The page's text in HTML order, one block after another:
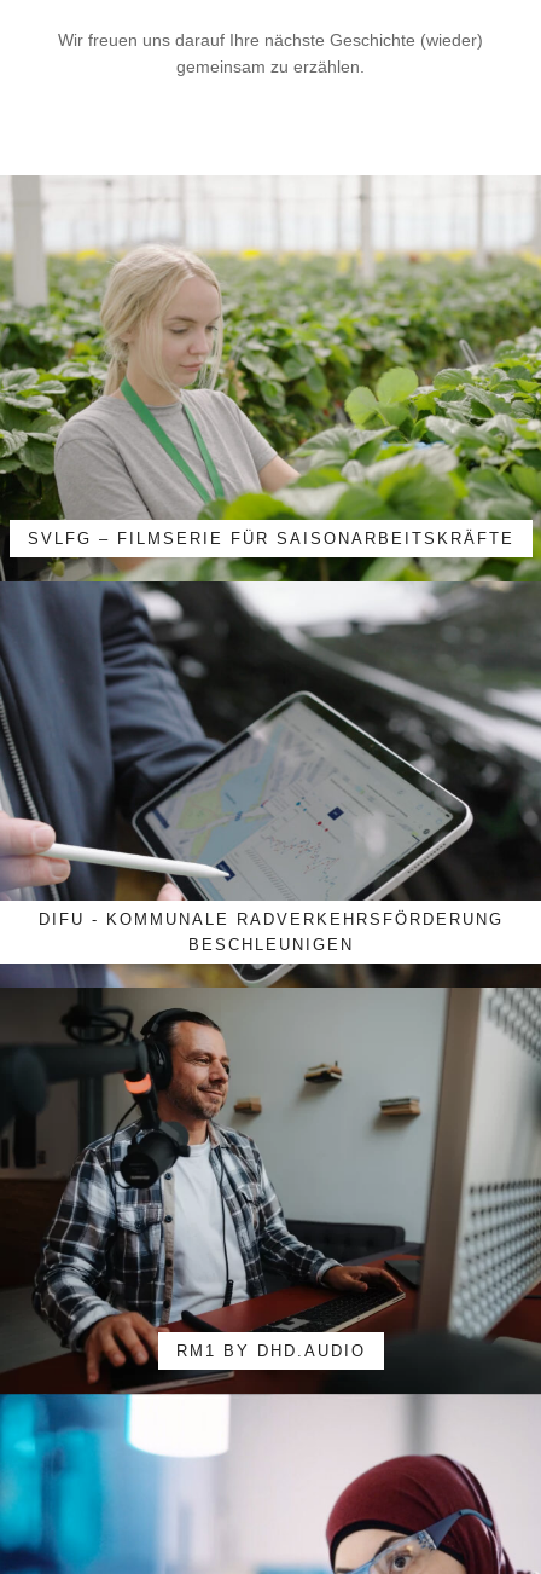
Wir freuen uns darauf Ihre nächste Geschichte (wieder)
gemeinsam zu erzählen.
SVLFG – FILMSERIE FÜR SAISONARBEITSKRÄFTE
DIFU - KOMMUNALE RADVERKEHRSFÖRDERUNG
BESCHLEUNIGEN
RM1 BY DHD.AUDIO